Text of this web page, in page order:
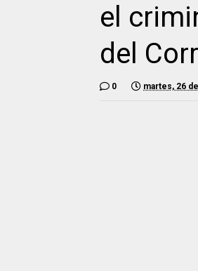
el
del
0 martes, 26